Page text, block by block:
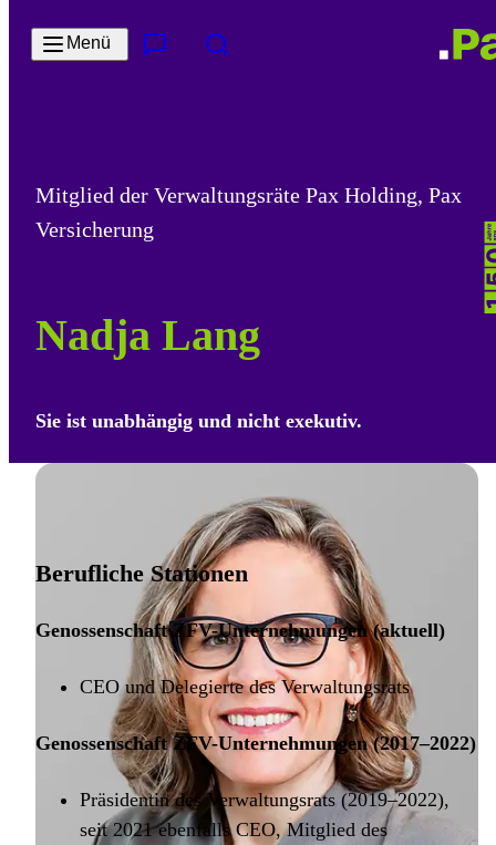
Menü
Mitglied der Verwaltungsräte Pax Holding, Pax
Versicherung
Nadja Lang
Sie ist unabhängig und nicht exekutiv.
Berufliche Stationen
Genossenschaft ZFV-Unternehmungen (aktuell)
CEO und Delegierte des Verwaltungsrats
Genossenschaft ZFV-Unternehmungen (2017–2022)
Präsidentin des Verwaltungsrats (2019–2022),
seit 2021 ebenfalls CEO, Mitglied des